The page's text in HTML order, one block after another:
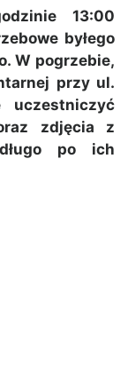
13:00
byłego
W pogrzebie,
przy ul.
uczestniczyć
zdjęcia z
po ich